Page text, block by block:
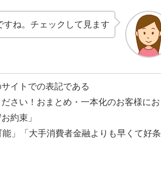
ね。チェックして見ます
イトでの表記である
さい！おまとめ・一本化のお客様にお
約束」
」「大手消費者金融よりも早くて好条